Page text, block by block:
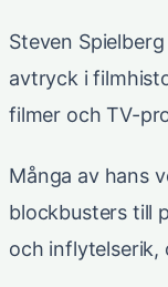
Steven
avtryck i
filmer och TV-
Många av hans
blockbusters till
och inflytelserik,